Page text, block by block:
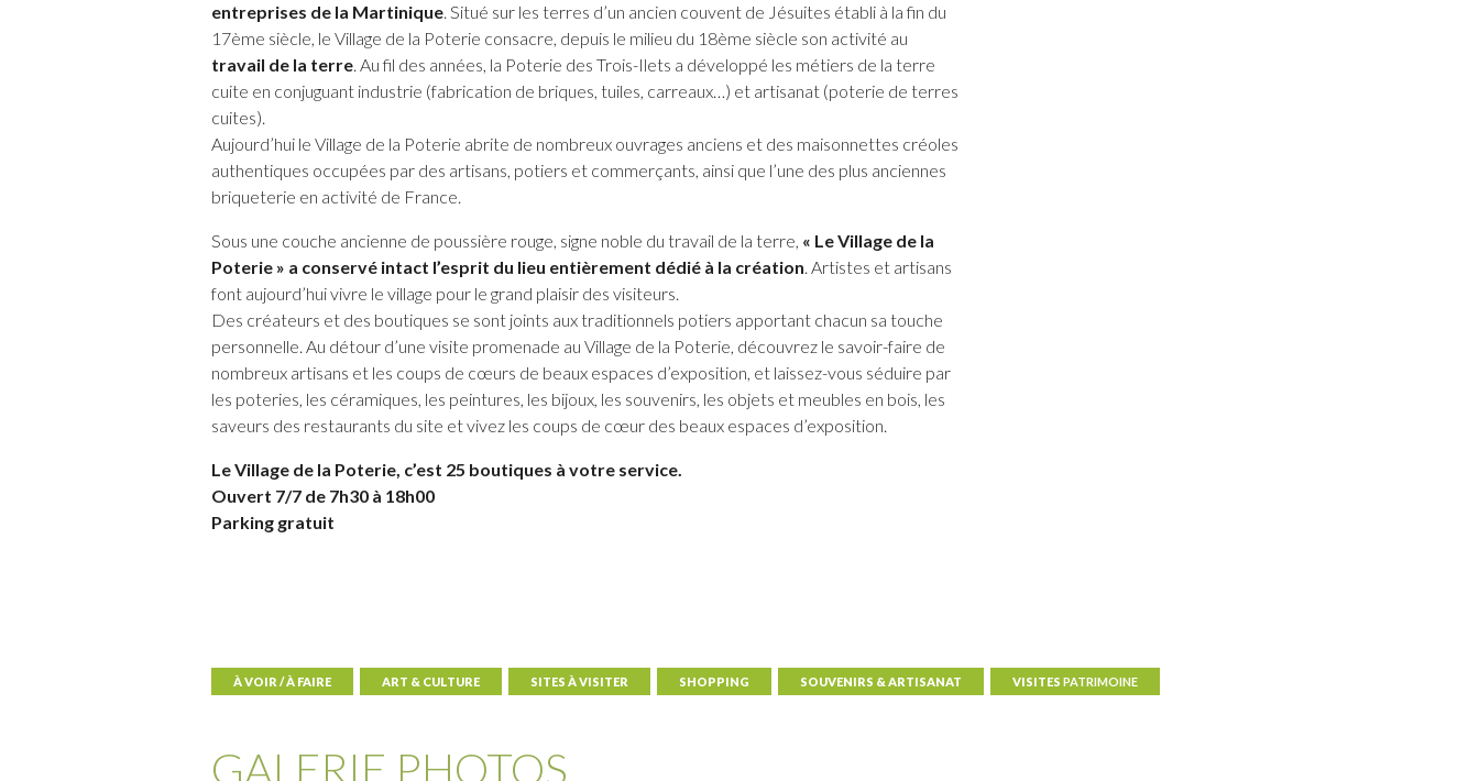
entreprises de la Martinique. Situé sur les terres d’un ancien couvent de Jésuites établi à la fin du
17ème siècle, le Village de la Poterie consacre, depuis le milieu du 18ème siècle son activité au
travail de la terre. Au fil des années, la Poterie des Trois-Ilets a développé les métiers de la terre
cuite en conjuguant industrie (fabrication de briques, tuiles, carreaux…) et artisanat (poterie de terres
cuites).
Aujourd’hui le Village de la Poterie abrite de nombreux ouvrages anciens et des maisonnettes créoles
authentiques occupées par des artisans, potiers et commerçants, ainsi que l’une des plus anciennes
briqueterie en activité de France.
Sous une couche ancienne de poussière rouge, signe noble du travail de la terre, « Le Village de la
Poterie » a conservé intact l’esprit du lieu entièrement dédié à la création. Artistes et artisans
font aujourd’hui vivre le village pour le grand plaisir des visiteurs.
Des créateurs et des boutiques se sont joints aux traditionnels potiers apportant chacun sa touche
personnelle. Au détour d’une visite promenade au Village de la Poterie, découvrez le savoir-faire de
nombreux artisans et les coups de cœurs de beaux espaces d’exposition, et laissez-vous séduire par
les poteries, les céramiques, les peintures, les bijoux, les souvenirs, les objets et meubles en bois, les
saveurs des restaurants du site et vivez les coups de cœur des beaux espaces d’exposition.
Le Village de la Poterie, c’est 25 boutiques à votre service.
Ouvert 7/7 de 7h30 à 18h00
Parking gratuit
À VOIR / À FAIRE ART & CULTURE SITES À VISITER SHOPPING SOUVENIRS & ARTISANAT VISITES PATRIMOINE
GALERIE PHOTOS